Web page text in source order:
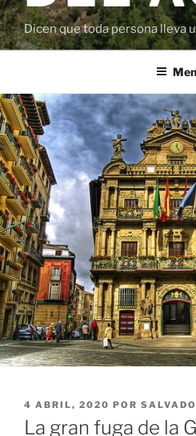
Dicen que toda persona lleva
PUBLICADO
EL
4 ABRIL, 2020 POR
La gran fuga de la